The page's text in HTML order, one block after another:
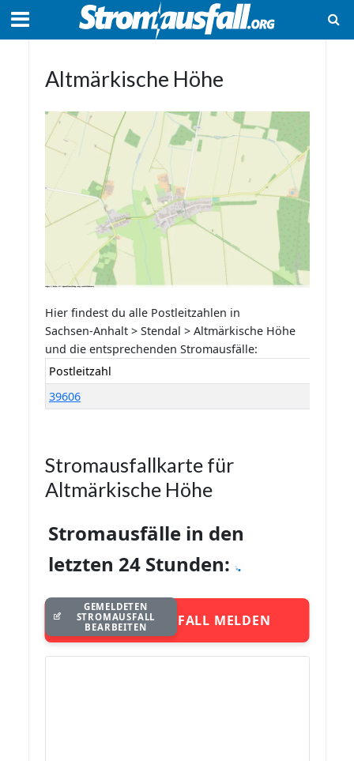
Altmärkische Höhe
Hier findest du alle Postleitzahlen in
Sachsen-Anhalt > Stendal > Altmärkische Höhe
und die entsprechenden Stromausfälle:
Postleitzahl
39606
Stromausfallkarte für
Altmärkische Höhe
Stromausfälle in den
letzten 24 Stunden:
STROMAUSFALL MELDEN
GEMELDETEN
STROMAUSFALL
BEARBEITEN